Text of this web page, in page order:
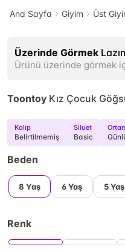
Ana Sayfa Giyim Üst
Üzerinde Görmek
Ürünü üzerinde görmek
Toontoy Kız Çocuk
Kalıp
Belirtilmemiş
Siluet
Basic
Beden
8 Yaş 6 Yaş 5 Yaş
Renk